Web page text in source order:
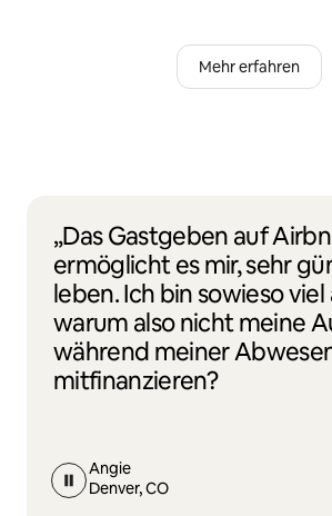
Mehr erfahren
„Das Gastgeben auf
ermöglicht es mir, sehr
leben. Ich bin sowieso viel
warum also nicht meine
während meiner
mitfinanzieren?
Angie
Denver, CO